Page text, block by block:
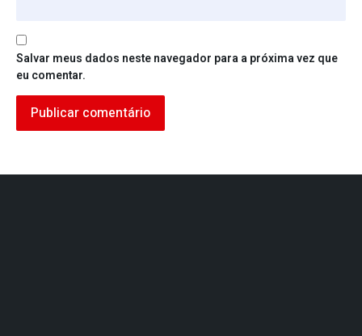
Salvar meus dados neste navegador para a próxima vez que
eu comentar.